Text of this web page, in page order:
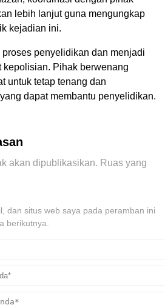
lebih lanjut guna mengungkap
kejadian ini.
penyelidikan dan menjadi
kepolisian. Pihak berwenang
untuk tetap tenang dan
dapat membantu penyelidikan.
akan dipublikasikan. Ruas yang
dan situs web saya pada peramban ini
berikutnya.